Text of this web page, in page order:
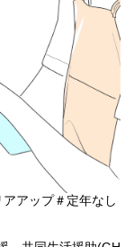
アップ＃定年なし